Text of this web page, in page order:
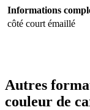
Informations
côté court émaillé
Autres
couleur de